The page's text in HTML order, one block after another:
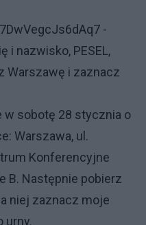
-
i nazwisko, PESEL,
Warszawę i zaznacz
w sobotę 28 stycznia o
Warszawa, ul.
Konferencyjne
B. Następnie pobierz
niej zaznacz moje
urny.